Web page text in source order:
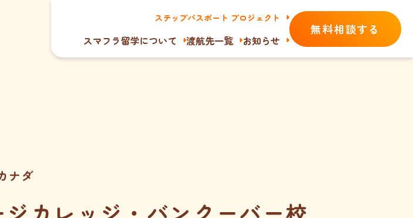
ステップパスポート プロジェクト
スマフラ留学について 渡航先一覧 お知らせ
無料相談する
ナダ